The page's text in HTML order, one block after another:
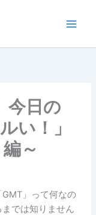
今日の
い！」
～
」って何なの
では知りません